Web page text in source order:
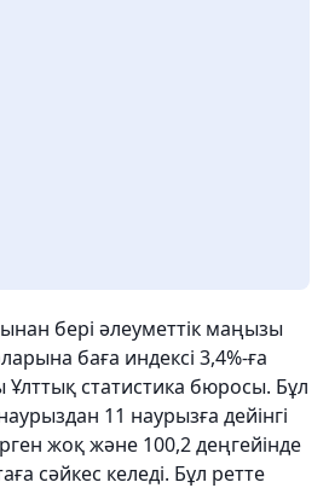
бері әлеуметтік маңызы
баға индексі 3,4%-ға
Ұлттық статистика бюросы. Бұл
11 наурызға дейінгі
жоқ және 100,2 деңгейінде
сәйкес келеді. Бұл ретте